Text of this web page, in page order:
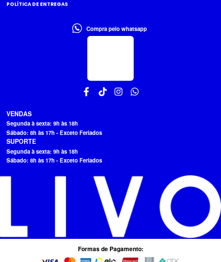
POLÍTICA DE ENTREGAS
Compra pelo whatsapp
VENDAS
Segunda à sexta: 9h às 18h
Sábado: 8h às 17h - Exceto Feriados
SUPORTE
Segunda à sexta: 9h às 18h
Sábado: 8h às 17h - Exceto Feriados
Formas de Pagamento: